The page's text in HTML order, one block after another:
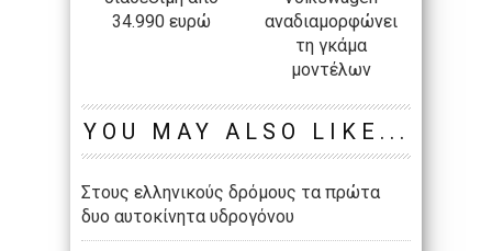
34.990 ευρώ
αναδιαμορφώνει
τη γκάμα
μοντέλων
YOU MAY ALSO LIKE...
Στους ελληνικούς δρόμους τα πρώτα
δυο αυτοκίνητα υδρογόνου